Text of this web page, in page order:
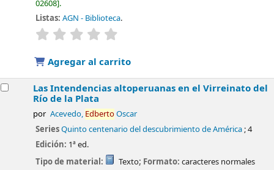
02608 .
Listas: AGN - Biblioteca.
valoración
Agregar al carrito
Las Intendencias altoperuanas en el Virreinato del
Río de la Plata
por Acevedo, EdbertoOscar
SeriesQuinto centenario del descubrimiento de América; 4
Edición: 1ª ed.
Tipo de material:
Texto; Formato: caracteres normales